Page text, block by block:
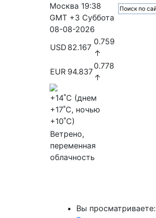
Москва 19:38
GMT +3 Суббота
08-08-2026
USD 82.167
0.759
↑
EUR 94.837
0.778
↑
+14˚C (днем
+17˚C, ночью
+10˚C)
Ветрено,
переменная
облачность
Вы просматриваете: